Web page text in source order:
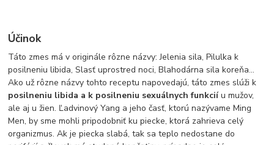
Účinok
Táto zmes má v originále rôzne názvy: Jelenia sila, Pilulka k
posilneniu libida, Slasť uprostred noci, Blahodárna sila koreňa...
Ako už rôzne názvy tohto receptu napovedajú, táto zmes slúži k
posilneniu libida a k posilneniu sexuálnych funkciíu mužov,
ale aj u žien. Ľadvinový Yang a jeho časť, ktorú nazývame Ming
Men, by sme mohli pripodobniť ku piecke, ktorá zahrieva celý
organizmus. Ak je piecka slabá, tak sa teplo nedostane do